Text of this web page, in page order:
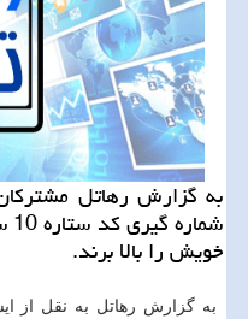
به گزارش رهاتل
خویش را بالا برند.
به گزارش رهاتل به نقل از